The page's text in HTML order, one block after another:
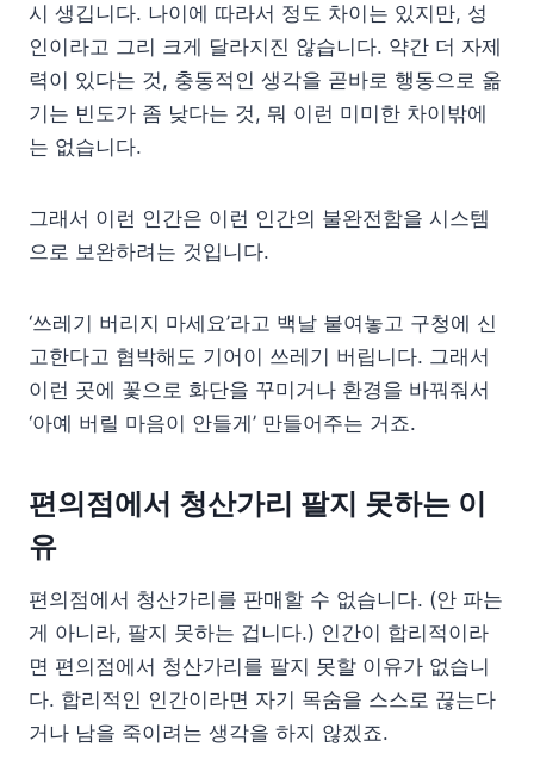
시 생깁니다. 나이에 따라서 정도 차이는 있지만, 성
인이라고 그리 크게 달라지진 않습니다. 약간 더 자제
력이 있다는 것, 충동적인 생각을 곧바로 행동으로 옮
기는 빈도가 좀 낮다는 것, 뭐 이런 미미한 차이밖에
는 없습니다.
그래서 이런 인간은 이런 인간의 불완전함을 시스템
으로 보완하려는 것입니다.
‘쓰레기 버리지 마세요’라고 백날 붙여놓고 구청에 신
고한다고 협박해도 기어이 쓰레기 버립니다. 그래서
이런 곳에 꽃으로 화단을 꾸미거나 환경을 바꿔줘서
‘아예 버릴 마음이 안들게’ 만들어주는 거죠.
편의점에서 청산가리 팔지 못하는 이
유
편의점에서 청산가리를 판매할 수 없습니다. (안 파는
게 아니라, 팔지 못하는 겁니다.) 인간이 합리적이라
면 편의점에서 청산가리를 팔지 못할 이유가 없습니
다. 합리적인 인간이라면 자기 목숨을 스스로 끊는다
거나 남을 죽이려는 생각을 하지 않겠죠.